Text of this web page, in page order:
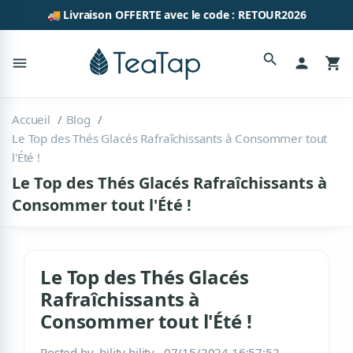
🚚 Livraison OFFERTE avec le code : RETOUR2026
menu search person shopping_cart
Accueil
Blog
Le Top des Thés Glacés Rafraîchissants à Consommer tout
l'Été !
Le Top des Thés Glacés Rafraîchissants à
Consommer tout l'Été !
Le Top des Thés Glacés
Rafraîchissants à
Consommer tout l'Été !